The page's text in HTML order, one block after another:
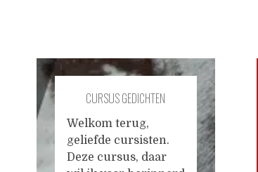
CURSUS GEDICHTEN
VERBETEREN #23
Welkom terug,
geliefde cursisten.
Deze cursus, daar